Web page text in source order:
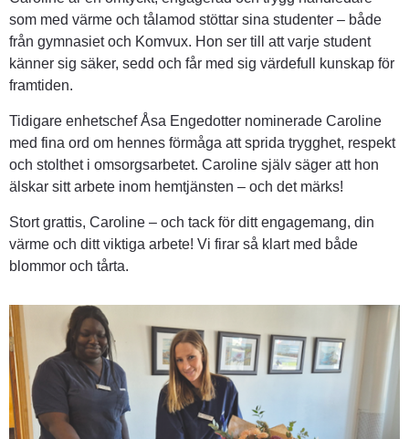
som med värme och tålamod stöttar sina studenter – både
från gymnasiet och Komvux. Hon ser till att varje student
känner sig säker, sedd och får med sig värdefull kunskap för
framtiden.
Tidigare enhetschef Åsa Engedotter nominerade Caroline
med fina ord om hennes förmåga att sprida trygghet, respekt
och stolthet i omsorgsarbetet. Caroline själv säger att hon
älskar sitt arbete inom hemtjänsten – och det märks!
Stort grattis, Caroline – och tack för ditt engagemang, din
värme och ditt viktiga arbete! Vi firar så klart med både
blommor och tårta.